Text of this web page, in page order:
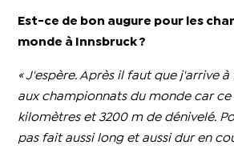
Est-ce de bon augure pour les
monde à Innsbruck ?
« J'espère. Après il faut que j'arrive
aux championnats du monde car ce
kilomètres et 3200 m de dénivelé.
pas fait aussi long et aussi dur en